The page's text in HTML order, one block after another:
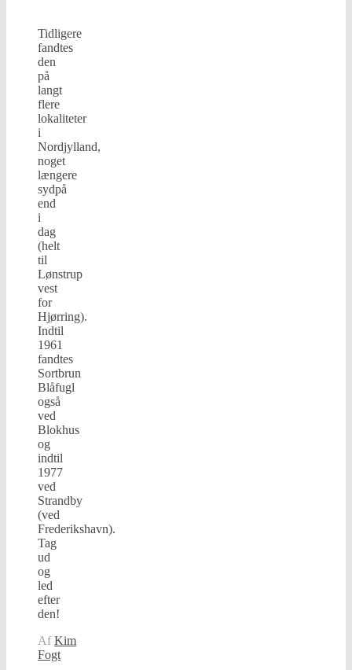
Tidligere
fandtes
den
på
langt
flere
lokaliteter
i
Nordjylland,
noget
længere
sydpå
end
i
dag
(helt
til
Lønstrup
vest
for
Hjørring).
Indtil
1961
fandtes
Sortbrun
Blåfugl
også
ved
Blokhus
og
indtil
1977
ved
Strandby
(ved
Frederikshavn).
Tag
ud
og
led
efter
den!
AfKim
Fogt